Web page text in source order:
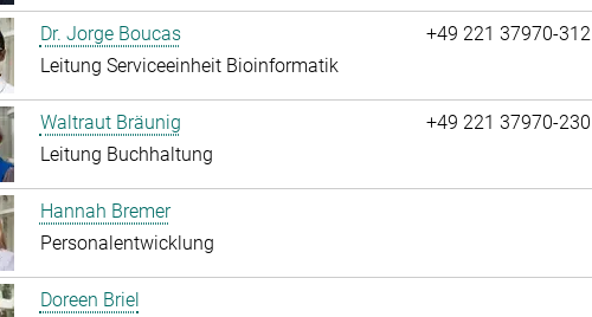
Dr. Jorge Boucas
Leitung Serviceeinheit Bioinformatik
+49 221 37970-312
Waltraut Bräunig
Leitung Buchhaltung
+49 221 37970-230
Hannah Bremer
Personalentwicklung
Doreen Briel